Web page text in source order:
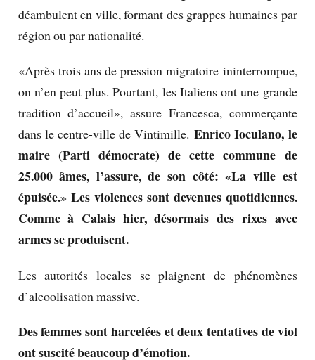
déambulent en ville, formant des grappes humaines par
région ou par nationalité.
«Après trois ans de pression migratoire ininterrompue,
on n’en peut plus. Pourtant, les Italiens ont une grande
tradition d’accueil», assure Francesca, commerçante
dans le centre-ville de Vintimille.Enrico Ioculano, le
maire (Parti démocrate) de cette commune de
25.000 âmes, l’assure, de son côté: «La ville est
épuisée.» Les violences sont devenues quotidiennes.
Comme à Calais hier, désormais des rixes avec
armes se produisent.
Les autorités locales se plaignent de phénomènes
d’alcoolisation massive.
Des femmes sont harcelées et deux tentatives de viol
ont suscité beaucoup d’émotion.